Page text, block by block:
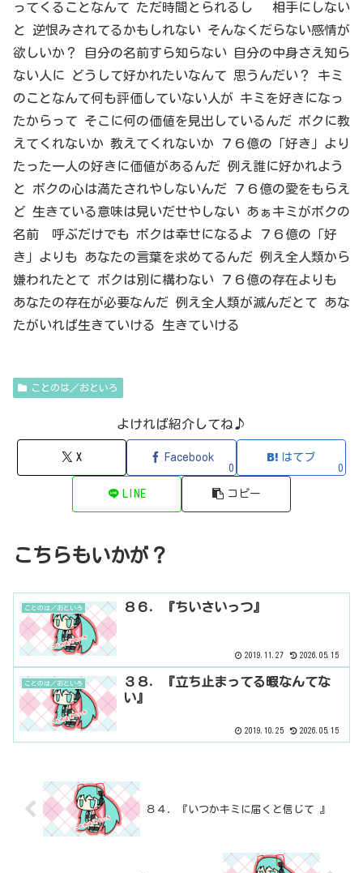
ってくることなんて ただ時間とられるし 相手にしない
と 逆恨みされてるかもしれない そんなくだらない感情が
欲しいか？ 自分の名前すら知らない 自分の中身さえ知ら
ない人に どうして好かれたいなんて 思うんだい？ キミ
のことなんて何も評価していない人が キミを好きになっ
たからって そこに何の価値を見出しているんだ ボクに教
えてくれないか 教えてくれないか ７６億の「好き」より
たった一人の好きに価値があるんだ 例え誰に好かれよう
と ボクの心は満たされやしないんだ ７６億の愛をもらえ
ど 生きている意味は見いだせやしない あぁキミがボクの
名前 呼ぶだけでも ボクは幸せになるよ ７６億の「好
き」よりも あなたの言葉を求めてるんだ 例え全人類から
嫌われたとて ボクは別に構わない ７６億の存在よりも
あなたの存在が必要なんだ 例え全人類が滅んだとて あな
たがいれば生きていける 生きていける
ことのは／おといろ
よければ紹介してね♪
X Facebook
0
はてブ
0
LINE コピー
こちらもいかが？
ことのは／おといろ ８６．『ちいさいっつ』
2019.11.27 2026.05.15
ことのは／おといろ
３８．『立ち止まってる暇なんてな
い』
2019.10.25 2026.05.15
８４．『いつかキミに届くと信じて 』